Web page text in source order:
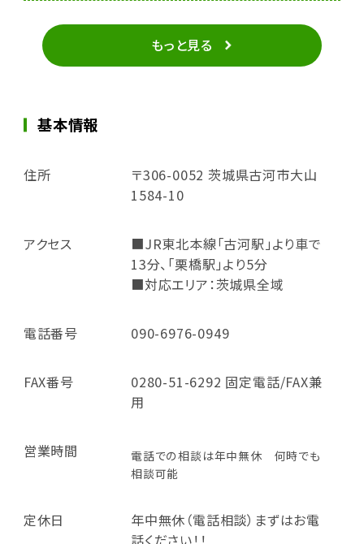
もっと見る
基本情報
住所
〒306-0052 茨城県古河市大山
1584-10
アクセス
■JR東北本線「古河駅」より車で
13分、「栗橋駅」より5分
■対応エリア：茨城県全域
電話番号 090-6976-0949
FAX番号
0280-51-6292 固定電話/FAX兼
用
営業時間
電話での相談は年中無休 何時でも
相談可能
定休日
年中無休（電話相談）まずはお電